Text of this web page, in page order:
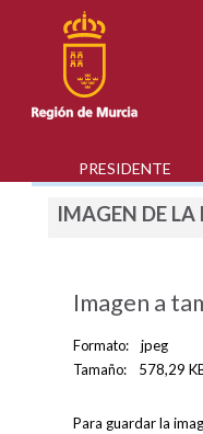
PRESIDENTE
IMAGEN DE LA
Imagen a
Formato:
jpeg
Tamaño:
578,29
Para guardar la